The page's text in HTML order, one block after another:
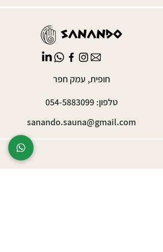
חופית, עמק חפר
טלפון:054-5883099
sanando.sauna@gmail.com